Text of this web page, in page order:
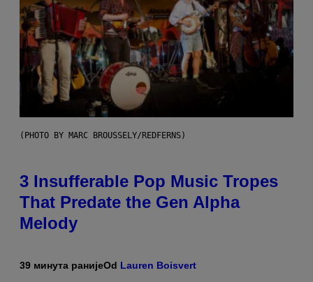
(PHOTO BY MARC BROUSSELY/REDFERNS)
3 Insufferable Pop Music Tropes
That Predate the Gen Alpha
Melody
39 минута ранијеOd Lauren Boisvert